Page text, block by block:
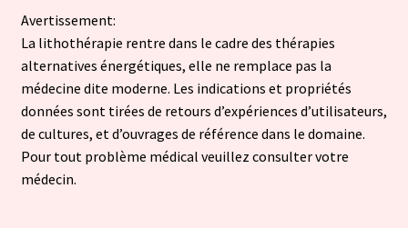
Avertissement:
La lithothérapie rentre dans le cadre des thérapies
alternatives énergétiques, elle ne remplace pas la
médecine dite moderne. Les indications et propriétés
données sont tirées de retours d’expériences d’utilisateurs,
de cultures, et d’ouvrages de référence dans le domaine.
Pour tout problème médical veuillez consulter votre
médecin.